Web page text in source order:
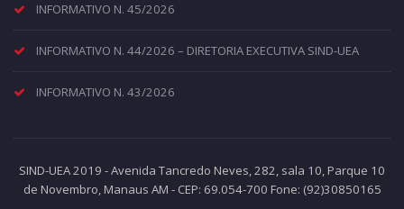
INFORMATIVO N. 45/2026
INFORMATIVO N. 44/2026 – DIRETORIA EXECUTIVA SIND-UEA
INFORMATIVO N. 43/2026
SIND-UEA 2019 - Avenida Tancredo Neves, 282, sala 10, Parque 10
de Novembro, Manaus AM - CEP: 69.054-700 Fone: (92)30850165